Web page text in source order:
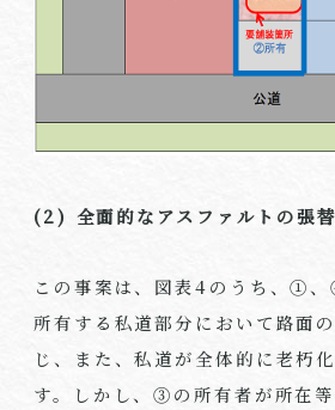
(2) 全面的なアスファルトの張
この事案は、図表4のうち、①
所有する私道部分において路面
じ、また、私道が全体的に老朽
す。しかし、③の所有者が所在